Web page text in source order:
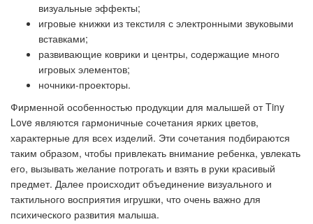
визуальные эффекты;
игровые книжки из текстиля с электронными звуковыми
вставками;
развивающие коврики и центры, содержащие много
игровых элементов;
ночники-проекторы.
Фирменной особенностью продукции для малышей от Tiny
Love являются гармоничные сочетания ярких цветов,
характерные для всех изделий. Эти сочетания подбираются
таким образом, чтобы привлекать внимание ребенка, увлекать
его, вызывать желание потрогать и взять в руки красивый
предмет. Далее происходит объединение визуального и
тактильного восприятия игрушки, что очень важно для
психического развития малыша.